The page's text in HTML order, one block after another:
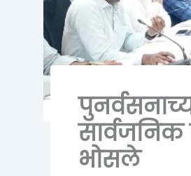
सार्वजनिक
भोसले